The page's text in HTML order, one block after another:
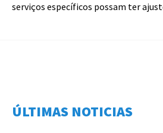
serviços específicos possam ter
ÚLTIMAS NOTICIAS